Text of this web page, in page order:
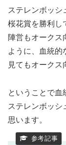
ステレンボッシ
桜花賞を勝利し
陣営もオークス
ように、血統的
見てもオークス
ということで血
ステレンボッシ
思います。